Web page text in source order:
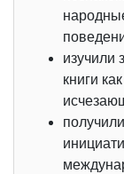
изучили
книги